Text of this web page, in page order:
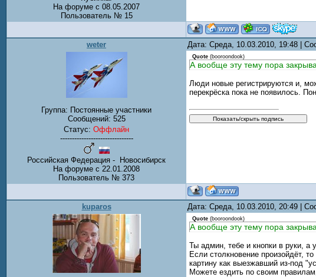
На форуме с 08.05.2007
Пользователь № 15
weter Дата: Среда, 10.03.2010, 19:48 |
Группа: Постоянные участники
Сообщений: 525
Статус: Оффлайн
-------------------------------
Российская Федерация - Новосибирск
На форуме с 22.01.2008
Пользователь № 373
Quote (booroondook)
А вообще эту тему пора
Люди новые регистрируются и,
перекрёска пока не появилось.
kuparos Дата: Среда, 10.03.2010, 20:49 |
Quote (booroondook)
А вообще эту тему пора
Ты админ, тебе и кнопки в руки, а
Если столкновение произойдёт,
картину как выезжавший из-под
Можете ездить по своим